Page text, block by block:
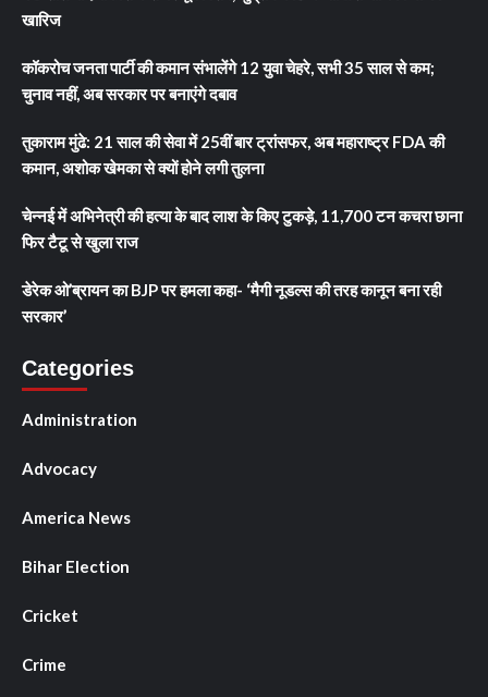
खारिज
कॉकरोच जनता पार्टी की कमान संभालेंगे 12 युवा चेहरे, सभी 35 साल से कम;
चुनाव नहीं, अब सरकार पर बनाएंगे दबाव
तुकाराम मुंढे: 21 साल की सेवा में 25वीं बार ट्रांसफर, अब महाराष्ट्र FDA की
कमान, अशोक खेमका से क्यों होने लगी तुलना
चेन्नई में अभिनेत्री की हत्या के बाद लाश के किए टुकड़े, 11,700 टन कचरा छाना
फिर टैटू से खुला राज
डेरेक ओ’ब्रायन का BJP पर हमला कहा- ‘मैगी नूडल्स की तरह कानून बना रही
सरकार’
Categories
Administration
Advocacy
America News
Bihar Election
Cricket
Crime